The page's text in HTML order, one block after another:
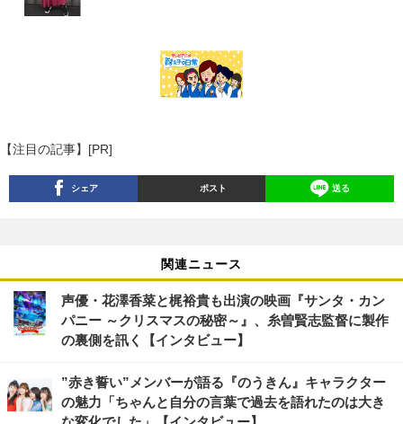
【注目の記事】[PR]
シェア ポスト 送る
関連ニュース
声優・花澤香菜と梶裕貴も出演の映画『サンタ・カン
パニー ～クリスマスの秘密～』、糸曽賢志監督に製作
の裏側を訊く【インタビュー】
”赤き誓い”メンバーが語る『のうきん』キャラクター
の魅力「ちゃんと自分の言葉で過去を語れたのは大き